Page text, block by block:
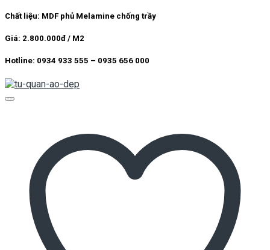
Chất liệu: MDF phủ Melamine chống trầy
Giá: 2.800.000đ / M2
Hotline: 0934 933 555 – 0935 656 000